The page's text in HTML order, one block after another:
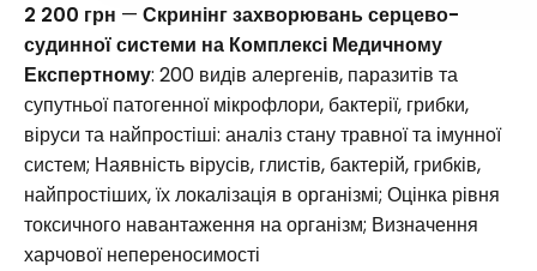
2 200 грн — Скринінг захворювань серцево-
судинної системи на Комплексі Медичному
Експертному: 200 видів алергенів, паразитів та
супутньої патогенної мікрофлори, бактерії, грибки,
віруси та найпростіші: аналіз стану травної та імунної
систем; Наявність вірусів, глистів, бактерій, грибків,
найпростіших, їх локалізація в організмі; Оцінка рівня
токсичного навантаження на організм; Визначення
харчової непереносимості